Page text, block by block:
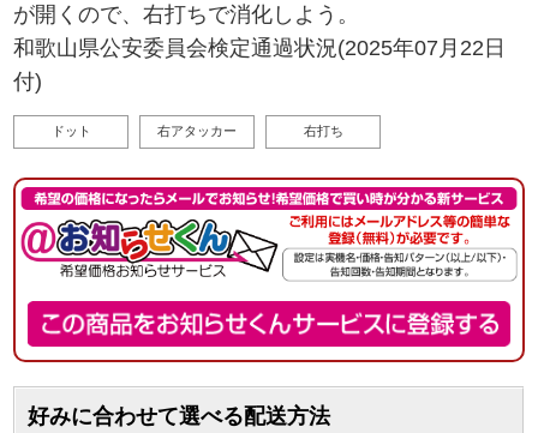
が開くので、右打ちで消化しよう。
和歌山県公安委員会検定通過状況(2025年07月22日
付)
ドット 右アタッカー 右打ち
好みに合わせて選べる配送方法